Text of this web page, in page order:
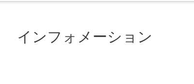
インフォメーション